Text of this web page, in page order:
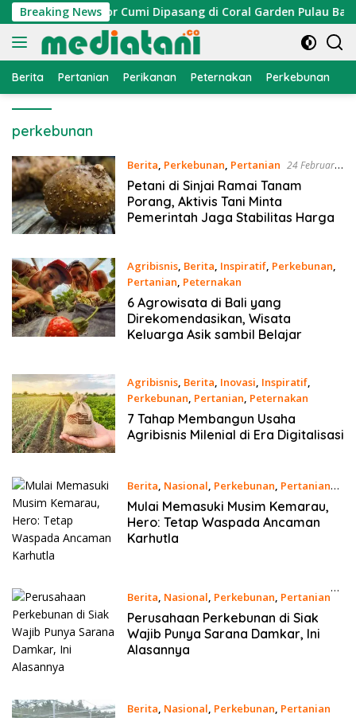
Langsung
ke
konten
Breaking News
Atraktor Cumi Dipasang di Coral Garden Pulau
Berita Pertanian Perikanan Peternakan Perkebunan
perkebunan
Berita, Perkebunan, Pertanian 24 Februari
2021
Petani di Sinjai Ramai Tanam
Porang, Aktivis Tani Minta
Pemerintah Jaga Stabilitas Harga
Agribisnis, Berita, Inspiratif, Perkebunan,
Pertanian, Peternakan
20 Februari 2021
6 Agrowisata di Bali yang
Direkomendasikan, Wisata
Keluarga Asik sambil Belajar
Agribisnis, Berita, Inovasi, Inspiratif,
Perkebunan, Pertanian, Peternakan
18 Februari 2021
7 Tahap Membangun Usaha
Agribisnis Milenial di Era Digitalisasi
Berita, Nasional, Perkebunan, Pertanian
17 Februari 2021
Mulai Memasuki Musim Kemarau,
Hero: Tetap Waspada Ancaman
Karhutla
Berita, Nasional, Perkebunan, Pertanian
16 Februari 2021
Perusahaan Perkebunan di Siak
Wajib Punya Sarana Damkar, Ini
Alasannya
Berita, Nasional, Perkebunan, Pertanian